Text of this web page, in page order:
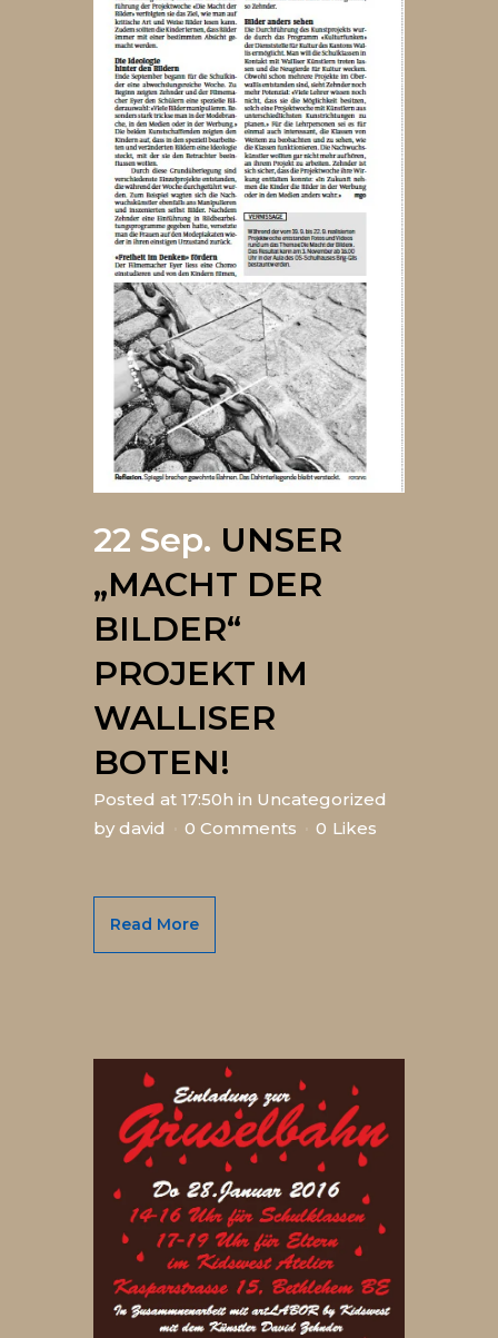
22 Sep. UNSER
„MACHT DER
BILDER“
PROJEKT IM
WALLISER
BOTEN!
Posted at 17:50h in Uncategorized
by david 0 Comments 0 Likes
Read More